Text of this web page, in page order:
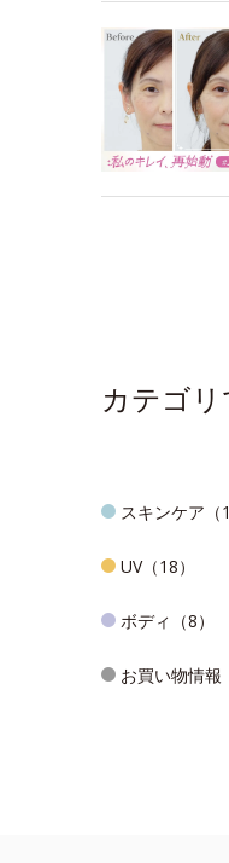
カテゴ
スキンケア（
UV（18）
ボディ（8）
お買い物情報